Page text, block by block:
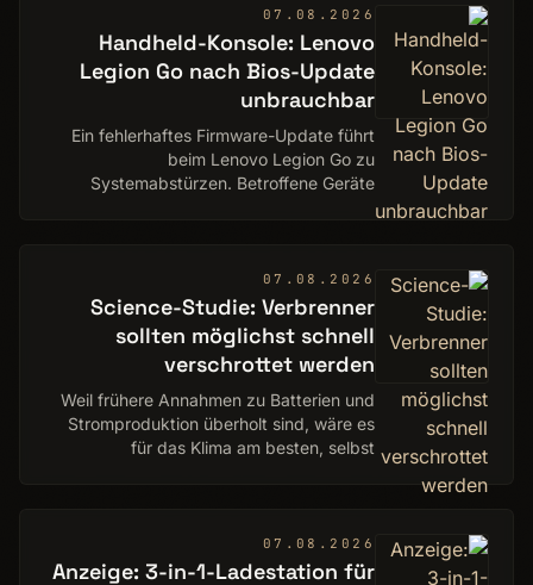
07.08.2026
Handheld-Konsole: Lenovo
Legion Go nach Bios-Update
unbrauchbar
Ein fehlerhaftes Firmware-Update führt
beim Lenovo Legion Go zu
Systemabstürzen. Betroffene Geräte
07.08.2026
Science-Studie: Verbrenner
sollten möglichst schnell
verschrottet werden
Weil frühere Annahmen zu Batterien und
Stromproduktion überholt sind, wäre es
für das Klima am besten, selbst
07.08.2026
Anzeige: 3-in-1-Ladestation für